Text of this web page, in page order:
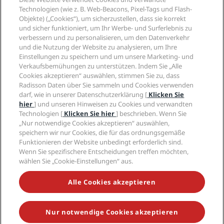
Neue und aufstrebende Hotels
Radisson Hotels APP
„Sports Approved“-Hotels
Familienfreundliche Hotels
Gesundheit & Sicherheit
Radisson Hotel Group
Medien
Karriere RHG
Karriere PPHE
Karrieren EHL
The Club by RHG
Entwicklungsmöglichkeiten
Responsible Business – Unser Engagement
Einkauf
Rechtliches
Privacy Centre
Rechtliche Hinweise
Radisson Rewards Geschäftsbedingungen
Website-Nutzungsvereinbarung
Digitale Barrierefreiheit
Moderne Sklaverei – Erklärung
Hilfe
Verbrauchermeldungen
Kontakt
FAQ
Inhaltsübersicht
Soziale Medien
Marken von Radisson Hotels
VERPASSEN SIE NIEMALS UNSERE BELIEBTESTEN
ANGEBOTE
© 2026 Radisson Hotel Group.Alle Rechte vorbehalten. RHG Radisson
Technologien (wie z. B. Web-Beacons, Pixel-Tags und Flash-
Objekte) („Cookies“), um sicherzustellen, dass sie korrekt
und sicher funktioniert, um Ihr Werbe- und Surferlebnis zu
verbessern und zu personalisieren, um den Datenverkehr
und die Nutzung der Website zu analysieren, um Ihre
Einstellungen zu speichern und um unsere Marketing- und
Verkaufsbemühungen zu unterstützen. Indem Sie „Alle
Cookies akzeptieren“ auswählen, stimmen Sie zu, dass
Radisson Daten über Sie sammeln und Cookies verwenden
darf, wie in unserer Datenschutzerklärung [ Klicken Sie
hier] und unseren Hinweisen zu Cookies und verwandten
Technologien [ Klicken Sie hier] beschrieben. Wenn Sie
„Nur notwendige Cookies akzeptieren“ auswählen,
speichern wir nur Cookies, die für das ordnungsgemäße
Funktionieren der Website unbedingt erforderlich sind.
Wenn Sie spezifischere Entscheidungen treffen möchten,
wählen Sie „Cookie-Einstellungen“ aus.
Alle Cookies akzeptieren
Nur notwendige Cookies akzeptieren